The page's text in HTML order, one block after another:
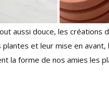
aussi douce, les créations
et leur mise en
la forme de nos amies les